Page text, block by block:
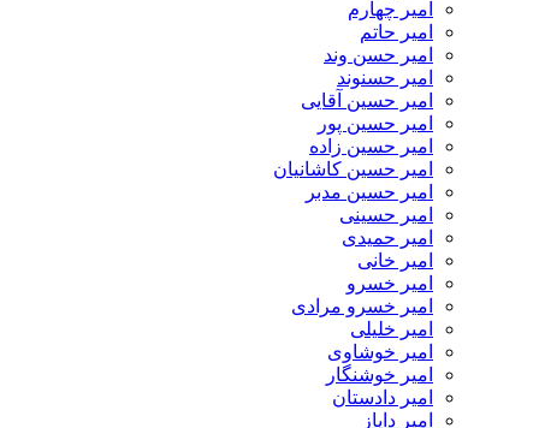
امیر چهارم
امیر حاتم
امیر حسن وند
امیر حسنوند
امیر حسین آقایی
امیر حسین پور
امیر حسین زاده
امیر حسین کاشانیان
امیر حسین مدبر
امیر حسینی
امیر حمیدی
امیر خانی
امیر خسرو
امیر خسرو مرادی
امیر خلیلی
امیر خوشاوی
امیر خوشنگار
امیر دادستان
امیر دایاز